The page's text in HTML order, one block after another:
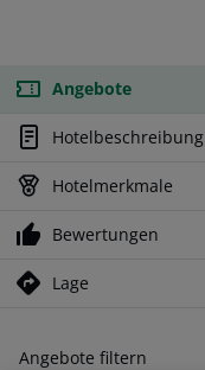
Angebote
Hotelbeschreibung
Hotelmerkmale
Bewertungen
Lage
Angebote filtern